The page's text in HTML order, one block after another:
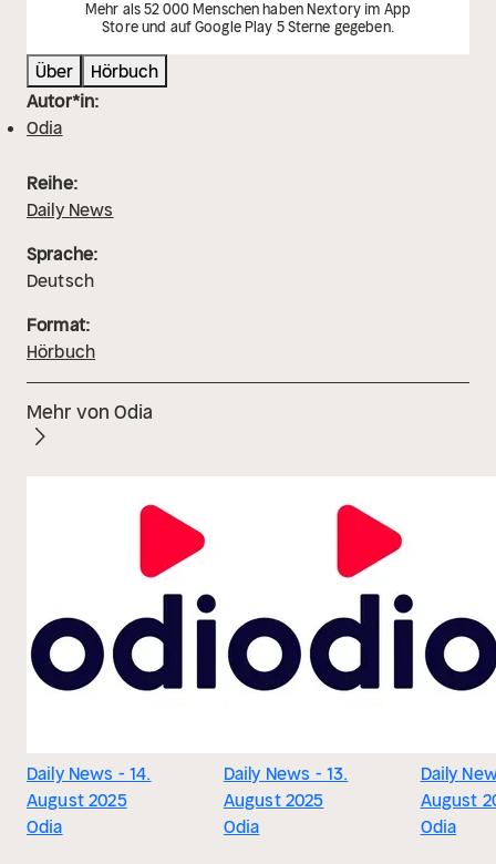
Mehr als 52 000 Menschen haben Nextory im App
Store und auf Google Play 5 Sterne gegeben.
Über
Hörbuch
Autor*in:
Odia
Reihe:
Daily News
Sprache:
Deutsch
Format:
Hörbuch
Mehr von Odia
Daily News - 14.
August 2025
Odia
Daily News - 13.
August 2025
Odia
Daily
August
Odia